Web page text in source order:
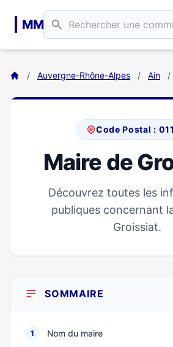
MM
/ Auvergne-Rhône-Alpes / Ain /
Code Postal :
Maire de
Découvrez toutes les
publiques concernant
Groissiat.
SOMMAIRE
1 Nom du maire